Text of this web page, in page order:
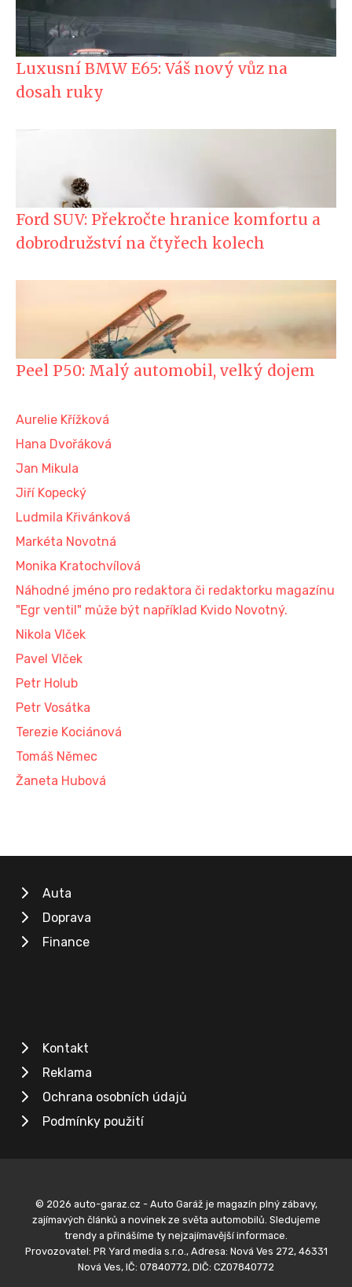
Luxusní BMW E65: Váš nový vůz na
dosah ruky
Ford SUV: Překročte hranice komfortu a
dobrodružství na čtyřech kolech
Peel P50: Malý automobil, velký dojem
Aurelie Křížková
Hana Dvořáková
Jan Mikula
Jiří Kopecký
Ludmila Křivánková
Markéta Novotná
Monika Kratochvílová
Náhodné jméno pro redaktora či redaktorku magazínu
"Egr ventil" může být například Kvido Novotný.
Nikola Vlček
Pavel Vlček
Petr Holub
Petr Vosátka
Terezie Kociánová
Tomáš Němec
Žaneta Hubová
Auta
Doprava
Finance
Kontakt
Reklama
Ochrana osobních údajů
Podmínky použití
© 2026 auto-garaz.cz - Auto Garáž je magazín plný zábavy,
zajímavých článků a novinek ze světa automobilů. Sledujeme
trendy a přinášíme ty nejzajímavější informace.
Provozovatel: PR Yard media s.r.o., Adresa: Nová Ves 272, 46331
Nová Ves, IČ: 07840772, DIČ: CZ07840772